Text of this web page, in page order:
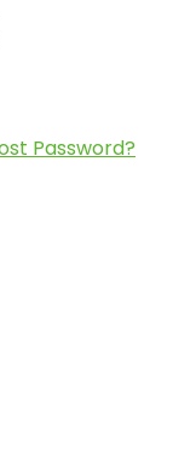
Password?